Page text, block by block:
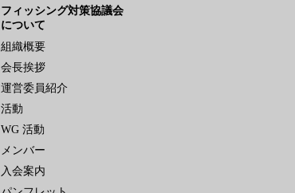
フィッシング対策協議会
について
組織概要
会長挨拶
運営委員紹介
活動
WG 活動
メンバー
入会案内